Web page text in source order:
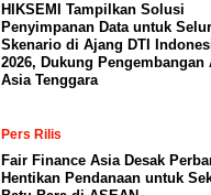
HIKSEMI Tampilkan Solusi
Penyimpanan Data untuk
Skenario di Ajang DTI
2026, Dukung Pengembangan
Asia Tenggara
Pers Rilis
Fair Finance Asia Desak
Hentikan Pendanaan untuk